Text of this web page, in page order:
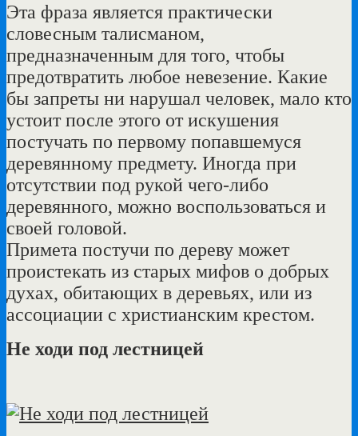
Эта фраза является практически
словесным талисманом,
предназначенным для того, чтобы
предотвратить любое невезение. Какие
бы запреты ни нарушал человек, мало кто
устоит после этого от искушения
постучать по первому попавшемуся
деревянному предмету. Иногда при
отсутствии под рукой чего-либо
деревянного, можно воспользоваться и
своей головой.
Примета постучи по дереву может
проистекать из старых мифов о добрых
духах, обитающих в деревьях, или из
ассоциации с христианским крестом.
Не ходи под лестницей